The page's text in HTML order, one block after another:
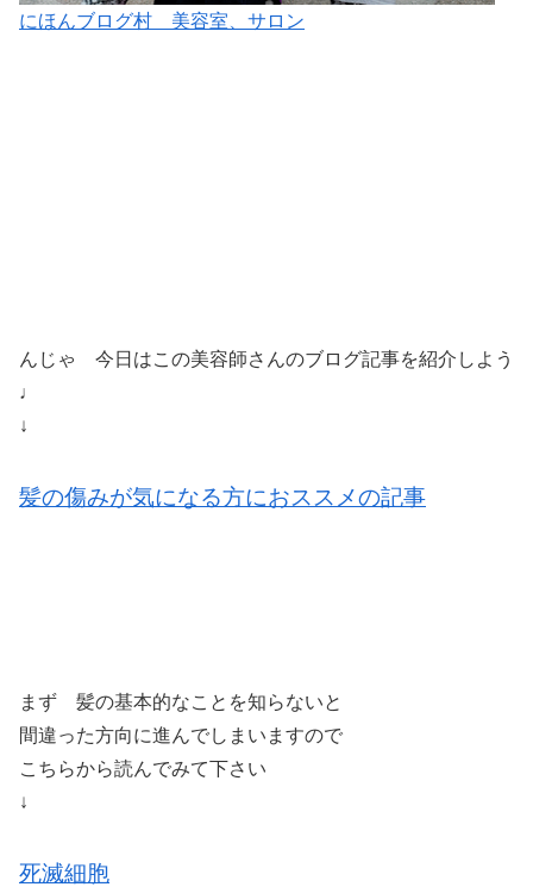
にほんブログ村 美容室、サロン
んじゃ 今日はこの美容師さんのブログ記事を紹介しよう
♩
↓
髪の傷みが気になる方におススメの記事
まず 髪の基本的なことを知らないと
間違った方向に進んでしまいますので
こちらから読んでみて下さい
↓
死滅細胞